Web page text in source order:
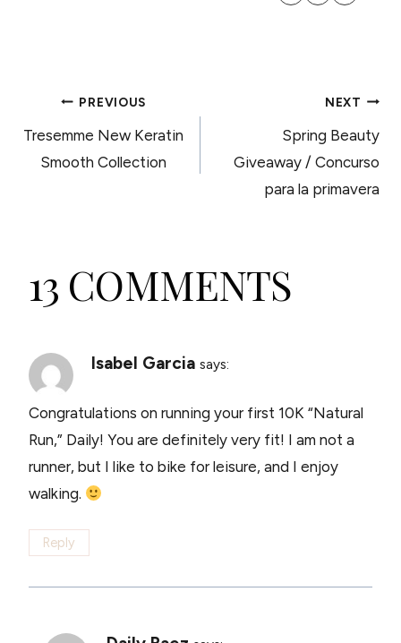
POST
NAVIGATION
PREVIOUS
Tresemme New Keratin
Smooth Collection
NEXT
Spring Beauty
Giveaway / Concurso
para la primavera
13 COMMENTS
Isabel Garcia says:
Congratulations on running your first 10K “Natural
Run,” Daily! You are definitely very fit! I am not a
runner, but I like to bike for leisure, and I enjoy
walking.
Reply